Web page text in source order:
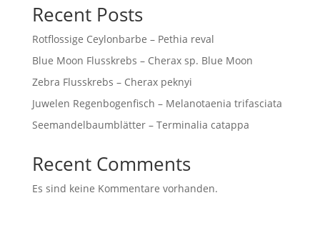
Recent Posts
Rotflossige Ceylonbarbe – Pethia reval
Blue Moon Flusskrebs – Cherax sp. Blue Moon
Zebra Flusskrebs – Cherax peknyi
Juwelen Regenbogenfisch – Melanotaenia trifasciata
Seemandelbaumblätter – Terminalia catappa
Recent Comments
Es sind keine Kommentare vorhanden.